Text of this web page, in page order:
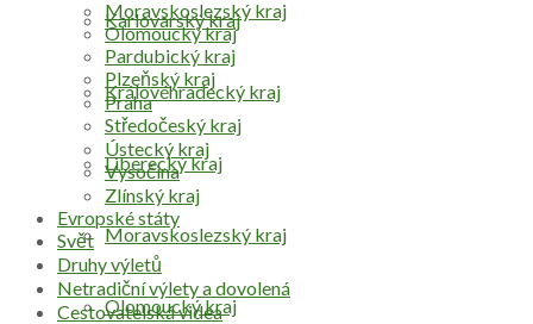
Karlovarský kraj
Královéhradecký kraj
Liberecký kraj
Moravskoslezský kraj
Olomoucký kraj
Moravskoslezský kraj
Olomoucký kraj
Pardubický kraj
Plzeňský kraj
Praha
Středočeský kraj
Ústecký kraj
Vysočina
Zlínský kraj
Evropské státy
Svět
Druhy výletů
Netradiční výlety a dovolená
Cestovatelská videa